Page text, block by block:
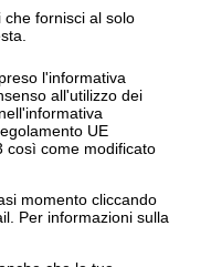
fornisci al solo
l'informativa
all'utilizzo dei
UE
così come modificato
momento cliccando
Per informazioni sulla